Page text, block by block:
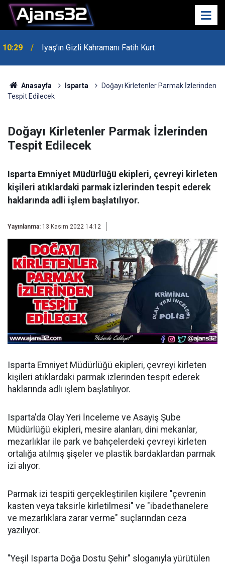
10:29 Iyaş’ın Gizli Kahramanı Fatih Kurt
00:52 Isparta'da Asker Eğlencesinde Kavga Çıktı
Anasayfa Isparta
Doğayı Kirletenler Parmak İzlerinden
Tespit Edilecek
Doğayı Kirletenler Parmak İzlerinden
Tespit Edilecek
Isparta Emniyet Müdürlüğü ekipleri, çevreyi kirleten
kişileri atıklardaki parmak izlerinden tespit ederek
haklarında adli işlem başlatılıyor.
Yayınlanma: 13 Kasım 2022 14:12
Isparta Emniyet Müdürlüğü ekipleri, çevreyi kirleten
kişileri atıklardaki parmak izlerinden tespit ederek
haklarında adli işlem başlatılıyor.
Isparta'da Olay Yeri İnceleme ve Asayiş Şube
Müdürlüğü ekipleri, mesire alanları, dini mekanlar,
mezarlıklar ile park ve bahçelerdeki çevreyi kirleten
ortalığa atılmış şişeler ve plastik bardaklardan parmak
izi alıyor.
Parmak izi tespiti gerçekleştirilen kişilere "çevrenin
kasten veya taksirle kirletilmesi" ve "ibadethanelere
ve mezarlıklara zarar verme" suçlarından ceza
yazılıyor.
"Yeşil Isparta Doğa Dostu Şehir" sloganıyla yürütülen